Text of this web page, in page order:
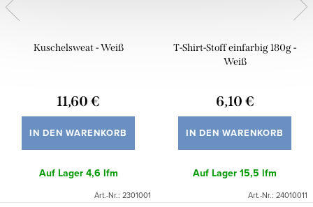
Kuschelsweat - Weiß
11,60 €
IN DEN WARENKORB
Auf Lager 4,6 lfm
Art.-Nr.: 2301001
T-Shirt-Stoff einfarbig 180g -
Weiß
6,10 €
IN DEN WARENKORB
Auf Lager 15,5 lfm
Art.-Nr.: 24010011